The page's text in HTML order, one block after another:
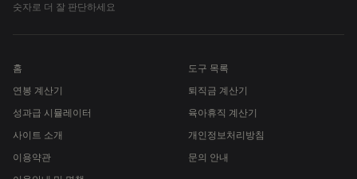
숫자로 더 잘 판단하세요
홈
도구 목록
연봉 계산기
퇴직금 계산기
성과급 시뮬레이터
육아휴직 계산기
사이트 소개
개인정보처리방침
이용약관
문의 안내